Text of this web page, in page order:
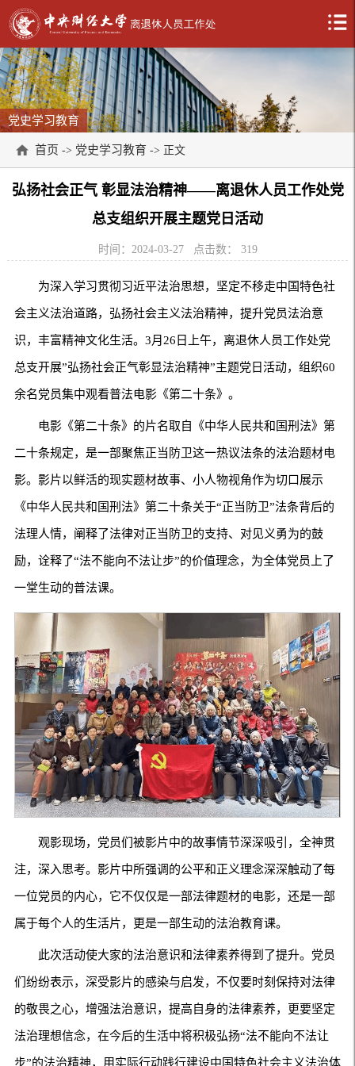
党史学习教育
首页 -> 党史学习教育 -> 正文
弘扬社会正气 彰显法治精神——离退休人员工作处党
总支组织开展主题党日活动
时间：2024-03-27 点击数： 319
为深入学习贯彻习近平法治思想，坚定不移走中国特色社
会主义法治道路，弘扬社会主义法治精神，提升党员法治意
识，丰富精神文化生活。3月26日上午，离退休人员工作处党
总支开展”弘扬社会正气彰显法治精神”主题党日活动，组织60
余名党员集中观看普法电影《第二十条》。
电影《第二十条》的片名取自《中华人民共和国刑法》第
二十条规定，是一部聚焦正当防卫这一热议法条的法治题材电
影。影片以鲜活的现实题材故事、小人物视角作为切口展示
《中华人民共和国刑法》第二十条关于“正当防卫”法条背后的
法理人情，阐释了法律对正当防卫的支持、对见义勇为的鼓
励，诠释了“法不能向不法让步”的价值理念，为全体党员上了
一堂生动的普法课。
观影现场，党员们被影片中的故事情节深深吸引，全神贯
注，深入思考。影片中所强调的公平和正义理念深深触动了每
一位党员的内心，它不仅仅是一部法律题材的电影，还是一部
属于每个人的生活片，更是一部生动的法治教育课。
此次活动使大家的法治意识和法律素养得到了提升。党员
们纷纷表示，深受影片的感染与启发，不仅要时刻保持对法律
的敬畏之心，增强法治意识，提高自身的法律素养，更要坚定
法治理想信念，在今后的生活中将积极弘扬“法不能向不法让
步”的法治精神，用实际行动践行建设中国特色社会主义法治体